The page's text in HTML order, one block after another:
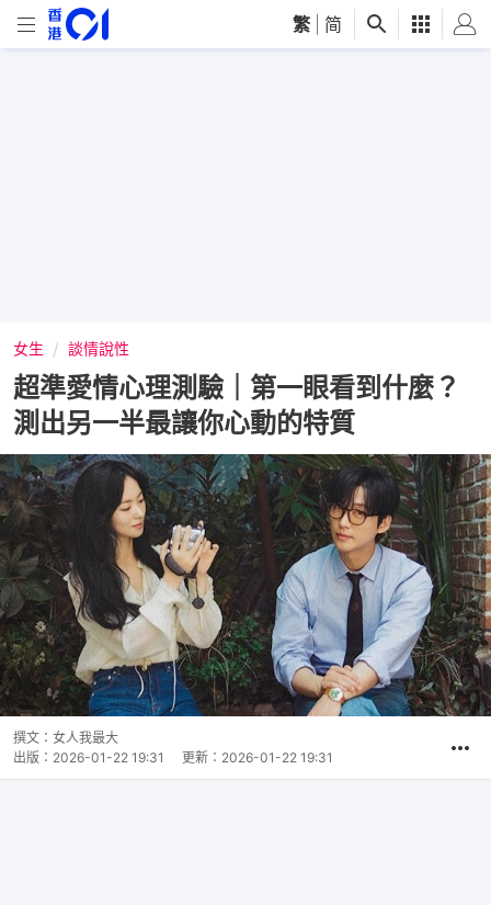
繁 简
女生 談情說性
超準愛情心理測驗｜第一眼看到什麼？
測出另一半最讓你心動的特質
撰文： 女人我最大
出版： 2026-01-22 19:31 更新： 2026-01-22 19:31